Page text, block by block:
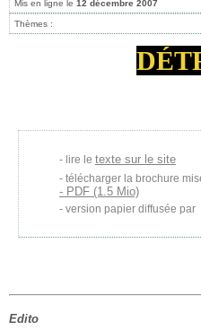
Mis en ligne le 12 décembre 2007
Thèmes :
lire le texte sur le site
télécharger la brochure
- PDF (1.5 Mio)
version papier diffusée par
Edito